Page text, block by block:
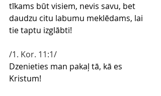
tīkams būt visiem, nevis savu, bet
daudzu citu labumu meklēdams, lai
tie taptu izglābti!
/1. Kor. 11:1/
Dzenieties man pakaļ tā, kā es
Kristum!